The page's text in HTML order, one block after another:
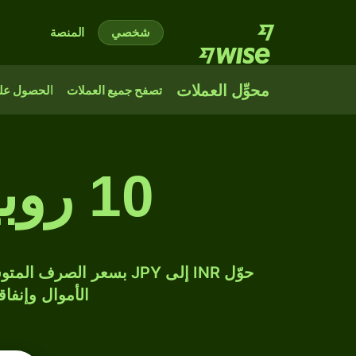
شخصي المنصة
محوِّل العملات تصفح جميع العملات الحصول
10 روبية هندية إلى ين ياباني
الأموال